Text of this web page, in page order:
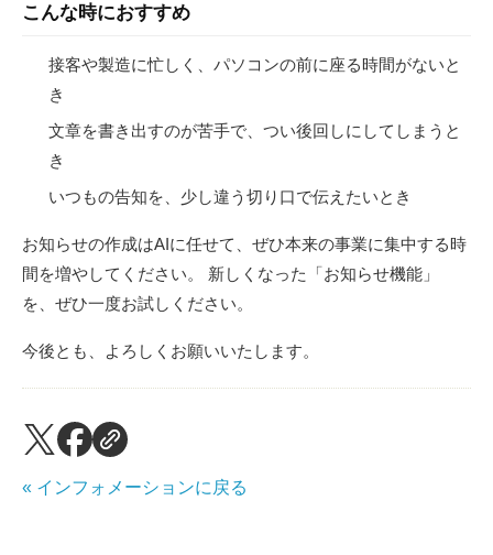
こんな時におすすめ
接客や製造に忙しく、パソコンの前に座る時間がないと
き
文章を書き出すのが苦手で、つい後回しにしてしまうと
き
いつもの告知を、少し違う切り口で伝えたいとき
お知らせの作成はAIに任せて、ぜひ本来の事業に集中する時
間を増やしてください。 新しくなった「お知らせ機能」
を、ぜひ一度お試しください。
今後とも、よろしくお願いいたします。
« インフォメーションに戻る